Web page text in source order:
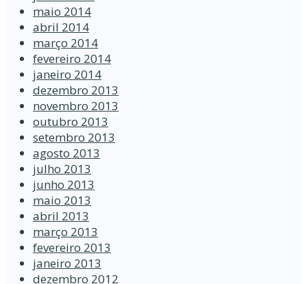
maio 2014
abril 2014
março 2014
fevereiro 2014
janeiro 2014
dezembro 2013
novembro 2013
outubro 2013
setembro 2013
agosto 2013
julho 2013
junho 2013
maio 2013
abril 2013
março 2013
fevereiro 2013
janeiro 2013
dezembro 2012